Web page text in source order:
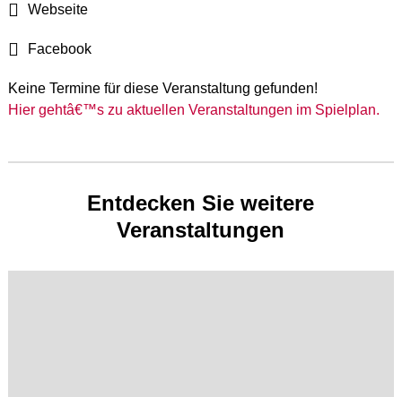
Webseite
Facebook
Keine Termine für diese Veranstaltung gefunden!
Hier gehtâ€™s zu aktuellen Veranstaltungen im Spielplan.
Entdecken Sie weitere
Veranstaltungen